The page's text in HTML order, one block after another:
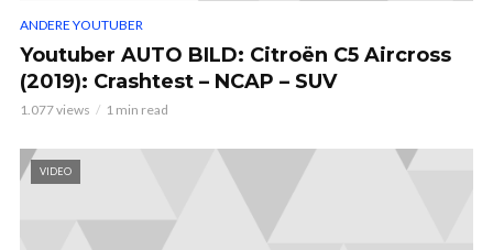
ANDERE YOUTUBER
Youtuber AUTO BILD: Citroën C5 Aircross
(2019): Crashtest – NCAP – SUV
1.077 views 1 min read
VIDEO